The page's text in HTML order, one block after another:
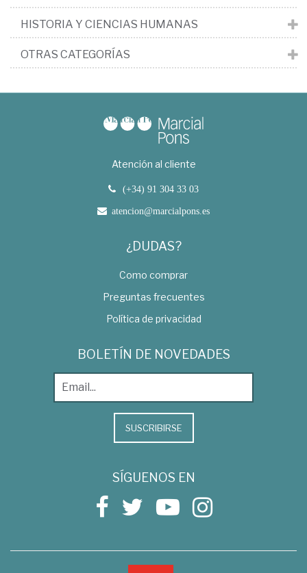
HISTORIA Y CIENCIAS HUMANAS
OTRAS CATEGORÍAS
Atención al cliente
(+34) 91 304 33 03
atencion@marcialpons.es
¿DUDAS?
Como comprar
Preguntas frecuentes
Política de privacidad
BOLETÍN DE NOVEDADES
SUSCRIBIRSE
SÍGUENOS EN